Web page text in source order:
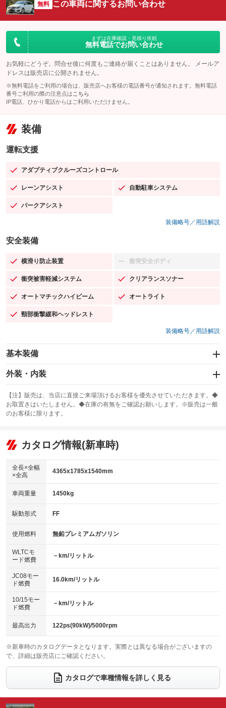
無料 この車両に関するお問い合わせ
まずは在庫確認・見積り依頼
無料電話でお問い合わせ
お気軽にどうぞ。問合せ後に何度もご連絡が届くことはありません。 メールア
ドレスは販売店に公開されません。
※無料電話をご利用の場合は、販売店へお客様の電話番号が通知されます。無料電話
番号ご利用の際の注意点は こちら
IP電話、ひかり電話からはご利用いただけません。
装備
運転支援
アダプティブクルーズコントロール
：装備あり
レーンアシスト
：装備あり 自動駐車システム
：装備あり
パークアシスト
：装備あり
装備略号／用語解説
安全装備
横滑り防止装置
：装備あり 衝突安全ボディ
：装備なし
衝突被害軽減システム
：装備あり クリアランスソナー
：装備あり
オートマチックハイビーム
：装備あり オートライト
：装備あり
頸部衝撃緩和ヘッドレスト
：装備あり
装備略号／用語解説
基本装備
エアバッグ：運転席/助手席/サイド
：装備あり
：装備なし
サンルーフ
：装備なし ABS
リフトアップ
：装備なし
：装備なし
パワーウィンドウ
アイドリングストップ
：装備あり
USB入力端子
：装備あり
100V電源
：装備なし
センターデフロック
：装備なし
電動格納ミラー
：装備あり
外装・内装
カーナビ：HDDナビ
：装備あり
TV：フルセグ
：装備あり
ビジュアル：-／DVD再生
：装備あり
：装備あり
革シート
キーレス
HID(キセノンライト)
：装備なし
バックカメラ
：装備あり
エアロ
：装備なし
：装備なし
パワーシート
ベンチシート
：装備なし
チップアップシート
：装備なし
：装備なし ：装備あり
ウォークスルー
：装備なし
電動リアゲート フロントカメラ
：装備なし
：装備なし ：装備なし
【注】販売は、当店に直接ご来場頂けるお客様を優先させていただきます。◆
お取置きはいたしません。◆在庫の有無をご確認お願いします。※販売は一般
のお客様に限ります。
カタログ情報(新車時)
全長×全幅
×全高
4365x1785x1540mm
車両重量 1450kg
駆動形式 FF
使用燃料 無鉛プレミアムガソリン
WLTCモ
ード燃費
－km/リットル
JC08モー
ド燃費
16.0km/リットル
10/15モー
ド燃費
－km/リットル
最高出力 122ps(90kW)/5000rpm
※新車時のカタログデータとなります。実際とは異なる場合がございますの
で、詳細は販売店にご確認ください。
カタログで車種情報を詳しく見る